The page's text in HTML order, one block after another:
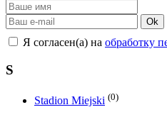
Ok
Я согласен(а) на обработку
S
Stadion Miejski (0)